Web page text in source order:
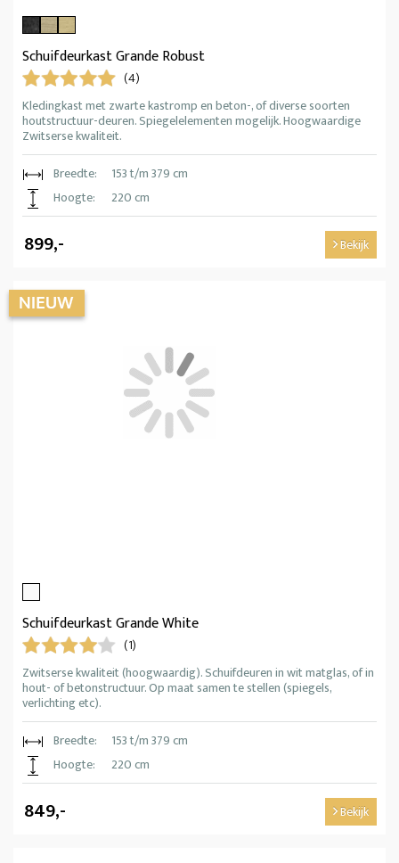
Schuifdeurkast Grande Robust
(4)
Kledingkast met zwarte kastromp en beton-, of diverse soorten
houtstructuur-deuren. Spiegelelementen mogelijk. Hoogwaardige
Zwitserse kwaliteit.
Breedte:
153 t/m 379 cm
Hoogte:
220 cm
899,- Bekijk
Schuifdeurkast Grande White
(1)
Zwitserse kwaliteit (hoogwaardig). Schuifdeuren in wit matglas, of in
hout- of betonstructuur. Op maat samen te stellen (spiegels,
verlichting etc).
Breedte:
153 t/m 379 cm
Hoogte:
220 cm
849,- Bekijk